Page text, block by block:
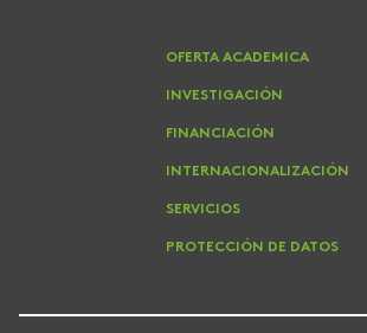
OFERTA ACADEMICA
INVESTIGACIÓN
FINANCIACIÓN
INTERNACIONALIZACIÓN
SERVICIOS
PROTECCIÓN DE DATOS